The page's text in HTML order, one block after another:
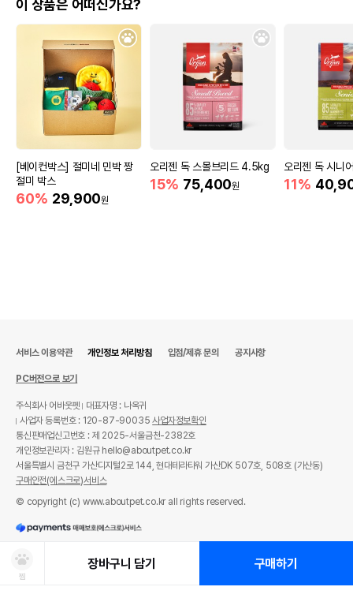
이 상품은 어떠신가요?
[베이컨박스] 절미네 민박 짱
절미 박스
60% 29,900원
오리젠 독 스몰브리드 4.5kg
15% 75,400원
오리젠 독 시니
11%
찜
장바구니 담기 구매하기
서비스 이용약관 개인정보 처리방침 입점/제휴 문의 공지사항
PC버전으로 보기
주식회사 어바웃펫
대표자명 : 나옥귀
사업자 등록번호 : 120-87-90035사업자정보확인
통신판매업신고번호 : 제 2025-서울금천-2382호
개인정보관리자 : 김원규 hello@aboutpet.co.kr
서울특별시 금천구 가산디지털2로 144, 현대테라타워 가산DK 507호, 508호 (가산동)
구매안전(에스크로)서비스
© copyright (c) www.aboutpet.co.kr all rights reserved.